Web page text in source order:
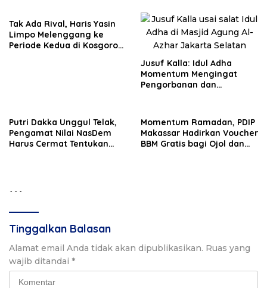
Tak Ada Rival, Haris Yasin
Limpo Melenggang ke
Periode Kedua di Kosgoro
Jusuf Kalla: Idul Adha
Momentum Mengingat
Pengorbanan dan
Putri Dakka Unggul Telak,
Pengamat Nilai NasDem
Harus Cermat Tentukan
Momentum Ramadan, PDIP
Makassar Hadirkan Voucher
BBM Gratis bagi Ojol dan
```
Tinggalkan Balasan
Alamat email Anda tidak akan dipublikasikan. Ruas yang
wajib ditandai *